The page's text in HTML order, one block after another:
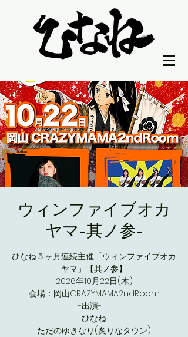
ウィンファイブオカ
ヤマ-其ノ参-
ひなね５ヶ月連続主催「ウィンファイブオカ
ヤマ」【其ノ参】
2026年10月22日(木)
会場：岡山CRAZYMAMA2ndRoom
-出演-
ひなね
ただのゆきなり(炙りなタウン)